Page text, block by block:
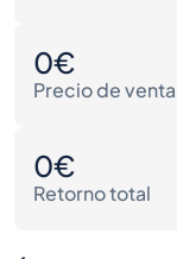
0€
Precio de
0€
Retorno total